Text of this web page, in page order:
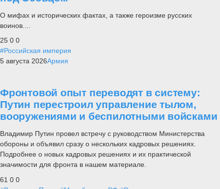
О мифах и исторических фактах, а также героизме русских
воинов....
25 0 0
#Российская империя
5 августа 2026Армия
Фронтовой опыт переводят в систему:
Путин перестроил управление тылом,
вооружениями и беспилотными войсками
Владимир Путин провел встречу с руководством Министерства
обороны и объявил сразу о нескольких кадровых решениях.
Подробнее о новых кадровых решениях и их практической
значимости для фронта в нашем материале.
61 0 0